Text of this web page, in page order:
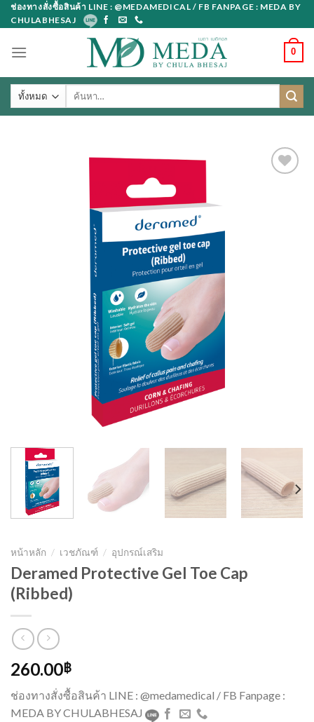
Skip
to
ช่องทางสั่งซื้อสินค้า LINE : @MEDAMEDICAL / FB FANPAGE : MEDA BY
CHULABHESAJ
0
ค้นหา:
หน้าหลัก / เวชภัณฑ์ / อุปกรณ์เสริม
Deramed Protective Gel Toe Cap
(Ribbed)
260.00฿
ช่องทางสั่งซื้อสินค้า LINE : @medamedical / FB Fanpage :
MEDA BY CHULABHESAJ